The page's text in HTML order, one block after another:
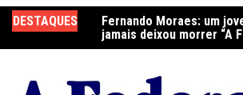
para
o
DESTAQUES
Fernando Moraes: um
jamais deixou morrer “A
Curso Oração e Vida na